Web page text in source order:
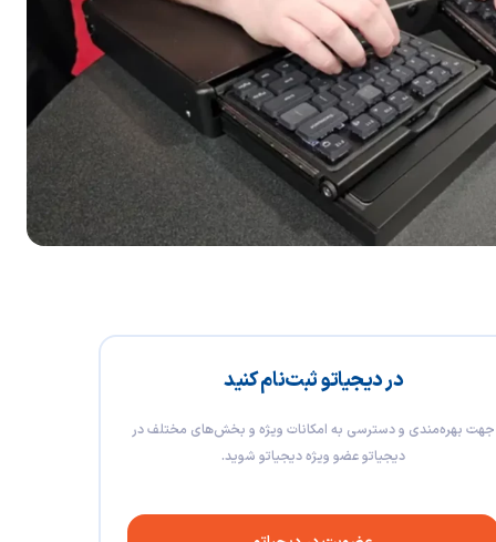
در دیجیاتو ثبت‌نام کنید
جهت بهره‌مندی و دسترسی به امکانات ویژه و بخش‌های مختلف در
دیجیاتو عضو ویژه دیجیاتو شوید.